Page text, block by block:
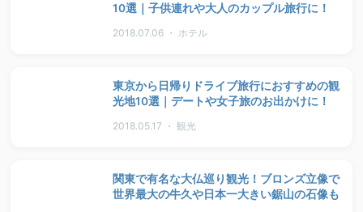
10選｜子供連れや大人のカップル旅行に！
2018.07.06 ・ ホテル
東京から日帰りドライブ旅行におすすめの観
光地10選｜デートや女子旅のお出かけに！
2018.05.17 ・ 観光
関東で有名な大仏巡り観光！ブロンズ立像で
世界最大の牛久や日本一大きい鋸山の石像も